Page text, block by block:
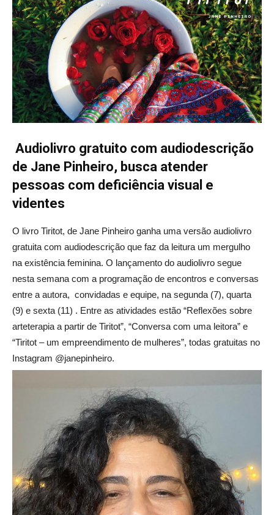
Audiolivro gratuito com audiodescrição
de Jane Pinheiro, busca atender
pessoas com deficiência visual e
videntes
O livro Tiritot, de Jane Pinheiro ganha uma versão audiolivro
gratuita com audiodescrição que faz da leitura um mergulho
na existência feminina. O lançamento do audiolivro segue
nesta semana com a programação de encontros e conversas
entre a autora, convidadas e equipe, na segunda (7), quarta
(9) e sexta (11) . Entre as atividades estão “Reflexões sobre
arteterapia a partir de Tiritot”, “Conversa com uma leitora” e
“Tiritot – um empreendimento de mulheres”, todas gratuitas no
Instagram @janepinheiro.